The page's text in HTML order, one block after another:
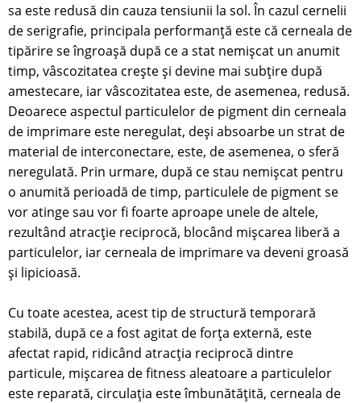
sa este redusă din cauza tensiunii la sol. În cazul cernelii
de serigrafie, principala performanță este că cerneala de
tipărire se îngroașă după ce a stat nemișcat un anumit
timp, vâscozitatea crește și devine mai subțire după
amestecare, iar vâscozitatea este, de asemenea, redusă.
Deoarece aspectul particulelor de pigment din cerneala
de imprimare este neregulat, deși absoarbe un strat de
material de interconectare, este, de asemenea, o sferă
neregulată. Prin urmare, după ce stau nemișcat pentru
o anumită perioadă de timp, particulele de pigment se
vor atinge sau vor fi foarte aproape unele de altele,
rezultând atracție reciprocă, blocând mișcarea liberă a
particulelor, iar cerneala de imprimare va deveni groasă
și lipicioasă.
Cu toate acestea, acest tip de structură temporară
stabilă, după ce a fost agitat de forța externă, este
afectat rapid, ridicând atracția reciprocă dintre
particule, mișcarea de fitness aleatoare a particulelor
este reparată, circulația este îmbunătățită, cerneala de